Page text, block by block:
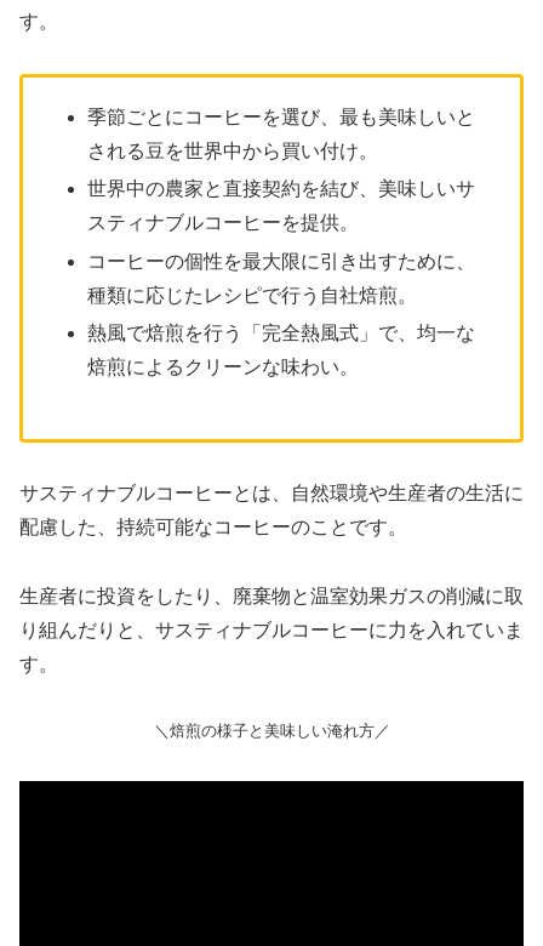
ブルーボトル羊羹、いちじくやクルミが
入っててシナモン風味でコーヒーに合う
☕️ウイスキーにも合いそうだなこれ
pic.twitter.com/5ncNatNiuv
December 6, 2020
朝に食べたブルーボトルの抹茶羊羹が美
次はまとめ買いしようっと。
September 7,
January 3, 2021
す。
季節ごとにコーヒーを選び、最も美味しいと
される豆を世界中から買い付け。
世界中の農家と直接契約を結び、美味しいサ
スティナブルコーヒーを提供。
コーヒーの個性を最大限に引き出すために、
種類に応じたレシピで行う自社焙煎。
熱風で焙煎を行う「完全熱風式」で、均一な
焙煎によるクリーンな味わい。
サスティナブルコーヒーとは、自然環境や生産者の生活に
配慮した、持続可能なコーヒーのことです。
生産者に投資をしたり、廃棄物と温室効果ガスの削減に取
り組んだりと、サスティナブルコーヒーに力を入れていま
す。
＼焙煎の様子と美味しい淹れ方／